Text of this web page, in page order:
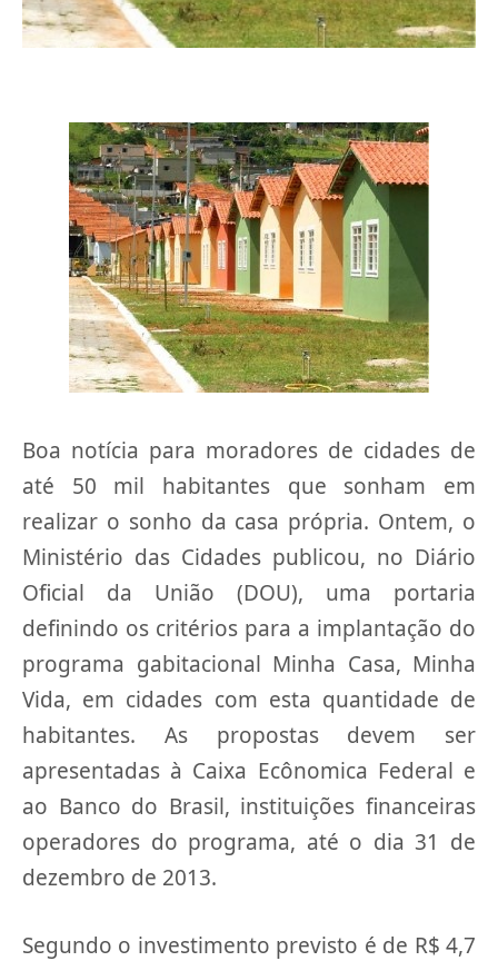
Boa notícia para moradores de cidades de
até 50 mil habitantes que sonham em
realizar o sonho da casa própria. Ontem, o
Ministério das Cidades publicou, no Diário
Oficial da União (DOU), uma portaria
definindo os critérios para a implantação do
programa gabitacional Minha Casa, Minha
Vida, em cidades com esta quantidade de
habitantes. As propostas devem ser
apresentadas à Caixa Ecônomica Federal e
ao Banco do Brasil, instituições financeiras
operadores do programa, até o dia 31 de
dezembro de 2013.
Segundo o investimento previsto é de R$ 4,7